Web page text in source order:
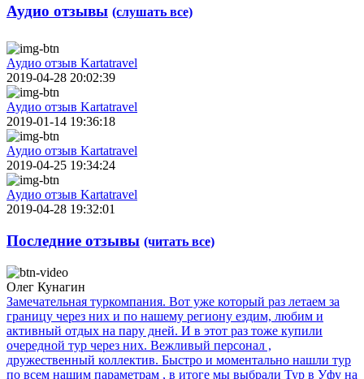
Аудио отзывы (слушать все)
Аудио отзыв Kartatravel
2019-04-28 20:02:39
Аудио отзыв Kartatravel
2019-01-14 19:36:18
Аудио отзыв Kartatravel
2019-04-25 19:34:24
Аудио отзыв Kartatravel
2019-04-28 19:32:01
Последние отзывы (читать все)
Олег Кунагин
Замечательная туркомпания. Вот уже который раз летаем за
границу через них и по нашему региону ездим, любим и
активный отдых на пару дней. И в этот раз тоже купили
очередной тур через них. Вежливый персонал ,
дружественный коллектив. Быстро и моментально нашли тур
по всем нашим параметрам , в итоге мы выбрали Тур в Уфу на